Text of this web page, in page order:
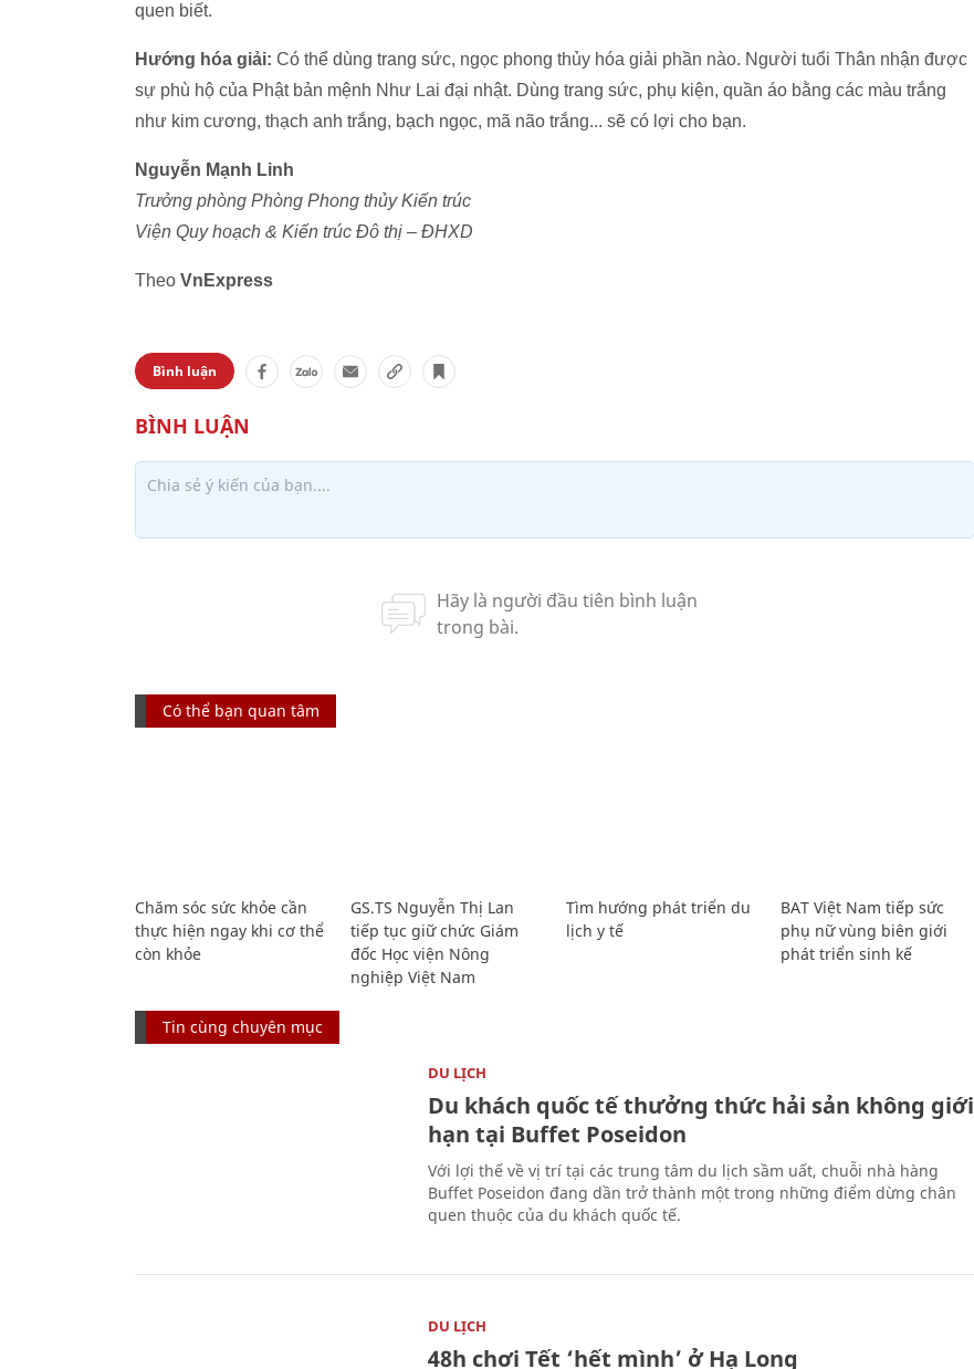
quen biết.
Hướng hóa giải: Có thể dùng trang sức, ngọc phong thủy hóa giải phần nào. Người tuổi Thân nhận được
sự phù hộ của Phật bản mệnh Như Lai đại nhật. Dùng trang sức, phụ kiện, quần áo bằng các màu trắng
như kim cương, thạch anh trắng, bạch ngọc, mã não trắng... sẽ có lợi cho bạn.
Nguyễn Mạnh Linh
Trưởng phòng Phòng Phong thủy Kiến trúc
Viện Quy hoạch & Kiến trúc Đô thị – ĐHXD
Theo VnExpress
Bình luận
Có thể bạn quan tâm
Chăm sóc sức khỏe cần
thực hiện ngay khi cơ thể
còn khỏe
GS.TS Nguyễn Thị Lan
tiếp tục giữ chức Giám
đốc Học viện Nông
nghiệp Việt Nam
Tìm hướng phát triển du
lịch y tế
BAT Việt Nam tiếp sức
phụ nữ vùng biên giới
phát triển sinh kế
Tin cùng chuyên mục
DU LỊCH
Du khách quốc tế thưởng thức hải sản không giới
hạn tại Buffet Poseidon
Với lợi thế về vị trí tại các trung tâm du lịch sầm uất, chuỗi nhà hàng
Buffet Poseidon đang dần trở thành một trong những điểm dừng chân
quen thuộc của du khách quốc tế.
DU LỊCH
48h chơi Tết ‘hết mình’ ở Hạ Long